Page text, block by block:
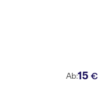
Ab:15 €